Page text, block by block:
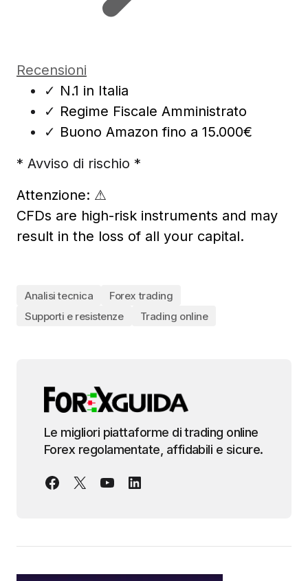
Recensioni
✓ N.1 in Italia
✓ Regime Fiscale Amministrato
✓ Buono Amazon fino a 15.000€
* Avviso di rischio *
Attenzione: ⚠
CFDs are high-risk instruments and may
result in the loss of all your capital.
Analisi tecnica
Forex trading
Supporti e resistenze
Trading online
Le migliori piattaforme di trading online
Forex regolamentate, affidabili e sicure.